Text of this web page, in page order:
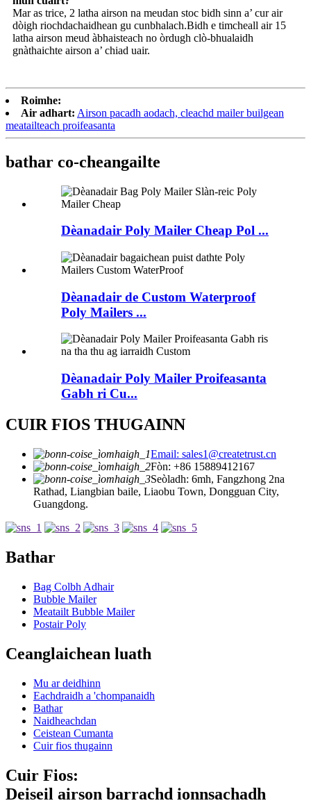
Mar as trice, 2 latha airson na meudan stoc bidh sinn a’ cur air
dòigh riochdachaidhean gu cunbhalach.Bidh e timcheall air 15
latha airson meud àbhaisteach no òrdugh clò-bhualaidh
gnàthaichte airson a’ chiad uair.
Roimhe:
Air adhart: Airson pacadh aodach, cleachd mailer builgean
meatailteach proifeasanta
bathar co-cheangailte
Dèanadair Poly Mailer Cheap Pol ...
Dèanadair de Custom Waterproof
Poly Mailers ...
Dèanadair Poly Mailer Proifeasanta
Gabh ri Cu...
CUIR FIOS THUGAINN
Email: sales1@createtrust.cn
Fòn: +86 15889412167
Seòladh: 6mh, Fangzhong 2na
Rathad, Liangbian baile, Liaobu Town, Dongguan City,
Guangdong.
Bathar
Bag Colbh Adhair
Bubble Mailer
Meatailt Bubble Mailer
Postair Poly
Ceanglaichean luath
Mu ar deidhinn
Eachdraidh a 'chompanaidh
Bathar
Naidheachdan
Ceistean Cumanta
Cuir fios thugainn
Cuir Fios:
Deiseil airson barrachd ionnsachadh